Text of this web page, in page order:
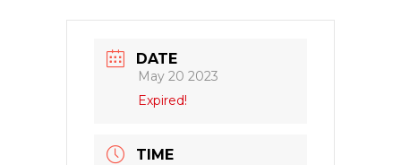
DATE
May 20 2023
Expired!
TIME